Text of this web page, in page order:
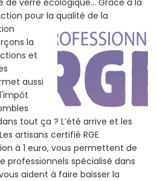
verre écologique... Grâce a la
pour la qualité de la
la
et
aussi
tout ça ? L’été arrive et les
artisans certifié RGE
à 1 euro, vous permettent de
professionnels spécialisé dans
aident à faire baisser la